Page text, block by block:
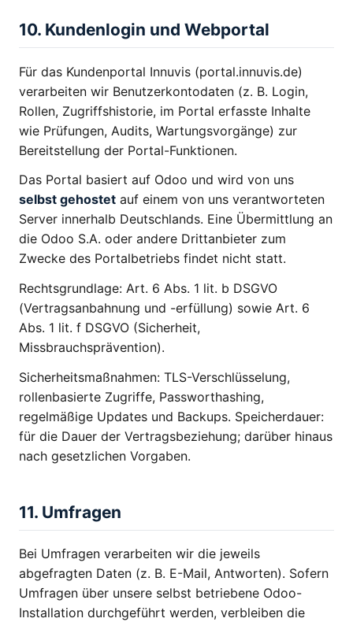
10. Kundenlogin und Webportal
Für das Kundenportal Innuvis (portal.innuvis.de)
verarbeiten wir Benutzerkontodaten (z. B. Login,
Rollen, Zugriffshistorie, im Portal erfasste Inhalte
wie Prüfungen, Audits, Wartungsvorgänge) zur
Bereitstellung der Portal-Funktionen.
Das Portal basiert auf Odoo und wird von uns
selbst gehostet auf einem von uns verantworteten
Server innerhalb Deutschlands. Eine Übermittlung an
die Odoo S.A. oder andere Drittanbieter zum
Zwecke des Portalbetriebs findet nicht statt.
Rechtsgrundlage: Art. 6 Abs. 1 lit. b DSGVO
(Vertragsanbahnung und -erfüllung) sowie Art. 6
Abs. 1 lit. f DSGVO (Sicherheit,
Missbrauchsprävention).
Sicherheitsmaßnahmen: TLS-Verschlüsselung,
rollenbasierte Zugriffe, Passworthashing,
regelmäßige Updates und Backups. Speicherdauer:
für die Dauer der Vertragsbeziehung; darüber hinaus
nach gesetzlichen Vorgaben.
11. Umfragen
Bei Umfragen verarbeiten wir die jeweils
abgefragten Daten (z. B. E-Mail, Antworten). Sofern
Umfragen über unsere selbst betriebene Odoo-
Installation durchgeführt werden, verbleiben die